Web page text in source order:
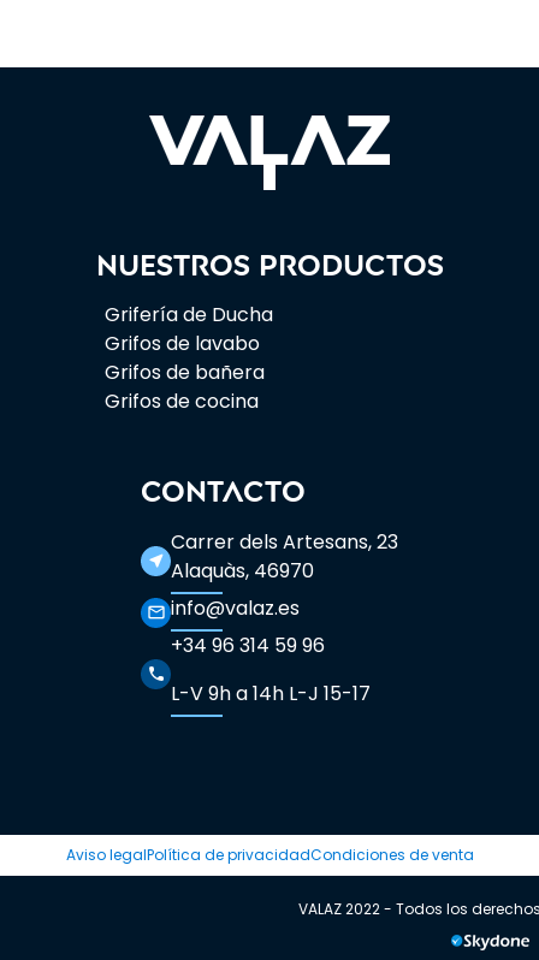
Nuestros productos
Grifería de Ducha
Grifos de lavabo
Grifos de bañera
Grifos de cocina
CONTACTO
near_me
Carrer dels Artesans, 23
Alaquàs, 46970
mail_outline info@valaz.es
phone
+34 96 314 59 96
L-V 9h a 14h L-J 15-17
Aviso legalPolítica de privacidadCondiciones de venta
VALAZ 2022 - Todos los